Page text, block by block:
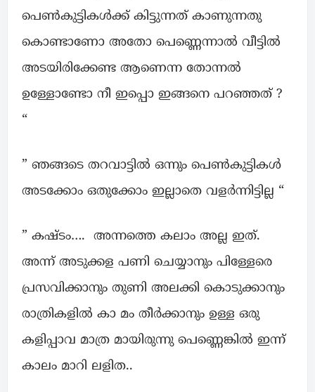
പെൺകുട്ടികൾക്ക് കിട്ടുന്നത് കാണുന്നതു
കൊണ്ടാണോ അതോ പെണ്ണെന്നാൽ വീട്ടിൽ
അടയിരിക്കേണ്ട ആണെന്ന തോന്നൽ
ഉള്ളോണ്ടോ നീ ഇപ്പൊ ഇങ്ങനെ പറഞ്ഞത് ?
“
” ഞങ്ങടെ തറവാട്ടിൽ ഒന്നും പെൺകുട്ടികൾ
അടക്കോം ഒതുക്കോം ഇല്ലാതെ വളർന്നിട്ടില്ല “
” കഷ്ടം…. അന്നത്തെ കലാം അല്ല ഇത്.
അന്ന് അടുക്കള പണി ചെയ്യാനും പിള്ളേരെ
പ്രസവിക്കാനും തുണി അലക്കി കൊടുക്കാനും
രാത്രികളിൽ കാ മം തീർക്കാനും ഉള്ള ഒരു
കളിപ്പാവ മാത്ര മായിരുന്നു പെണ്ണെങ്കിൽ ഇന്ന്
കാലം മാറി ലളിത..